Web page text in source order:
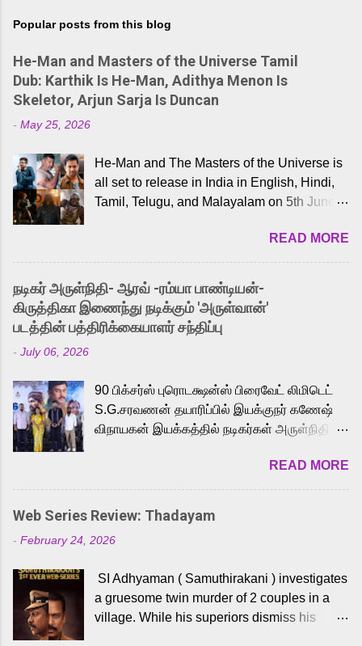
Popular posts from this blog
He-Man and Masters of the Universe Tamil
Dub: Karthik Is He-Man, Adithya Menon Is
Skeletor, Arjun Sarja Is Duncan
- May 25, 2026
He-Man and The Masters of the Universe is
all set to release in India in English, Hindi,
Tamil, Telugu, and Malayalam on 5th June,
received a lot of love from cult He-Man fans
and offered audiences an exciting glimpse
into the world of Eternia, the recently
released Tamil trailer has also generated
strong excitement among Tamil audiences.
Adding to the growing buzz is the film’s
to the iconic superhero He-Man. Known for
memorable songs like “Behene De” from
Raavan, “Oru Maalai” from Ghajini, and
loved for his versatile voice and strong
command over multiple languages, making
him a strong fit for the legendary character.
cinema, voices the menacing Skeletor
across the Tamil, Malayalam, and Telugu
versions. Joining them is Action King Arjun...
READ MORE
நடிகர் அருள்நிதி- ஆரவ் -ரம்யா பாண்டியன்-
கிருத்திகா இணைந்து நடிக்கும் 'அருள்வான்'
படத்தின் பத்திரிக்கையாளர் சந்திப்பு
- July 06, 2026
90 பிக்சர்ஸ் புரொடக்ஷன்ஸ் பிரைவேட் லிமிடெட்
S.G.சரவணன் தயாரிப்பில் இயக்குநர் கணேஷ்
விநாயகன் இயக்கத்தில் நடிகர்கள் அருள்நிதி -
முக்கிய வேடத்தில் இணைந்து நடித்திருக்கும்
'அருள்வான்' திரைப்படத்தினை
பத்திரிக்கையாளர் சந்திப்பு சென்னையில்
நடைபெற்றது. இயக்குநர் கணேஷ் விநாயகன்
இயக்கத்தில் உருவாகியுள்ள 'அருள்வான்'
வெங்கட், ரம்யா பாண்டியன், வி டி வி கணேஷ் ,
ஜான் விஜய், பேபி கிருத்திகா, 'பருத்திவீரன்'
சரவணன், ஹரிஷ் உத்தமன் உள்ளிட்ட பலர்
READ MORE
Web Series Review: Thadayam
- February 24, 2026
SI Adhyaman ( Samuthirakani ) investigates
a gruesome twin murder of 2 couples in a
village. While his superiors dismiss his